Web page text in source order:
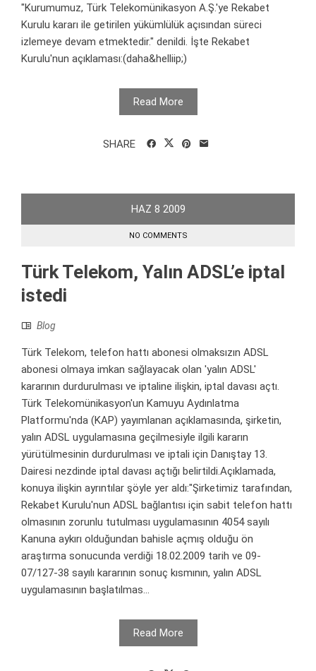
"Kurumumuz, Türk Telekomünikasyon A.Ş.'ye Rekabet
Kurulu kararı ile getirilen yükümlülük açısından süreci
izlemeye devam etmektedir." denildi. İşte Rekabet
Kurulu'nun açıklaması:(daha&helliip;)
Read More
SHARE
HAZ 8 2009
NO COMMENTS
Türk Telekom, Yalın ADSL’e iptal
istedi
Blog
Türk Telekom, telefon hattı abonesi olmaksızın ADSL
abonesi olmaya imkan sağlayacak olan 'yalın ADSL'
kararının durdurulması ve iptaline ilişkin, iptal davası açtı.
Türk Telekomünikasyon'un Kamuyu Aydınlatma
Platformu'nda (KAP) yayımlanan açıklamasında, şirketin,
yalın ADSL uygulamasına geçilmesiyle ilgili kararın
yürütülmesinin durdurulması ve iptali için Danıştay 13.
Dairesi nezdinde iptal davası açtığı belirtildi.Açıklamada,
konuya ilişkin ayrıntılar şöyle yer aldı:"Şirketimiz tarafından,
Rekabet Kurulu'nun ADSL bağlantısı için sabit telefon hattı
olmasının zorunlu tutulması uygulamasının 4054 sayılı
Kanuna aykırı olduğundan bahisle açmış olduğu ön
araştırma sonucunda verdiği 18.02.2009 tarih ve 09-
07/127-38 sayılı kararının sonuç kısmının, yalın ADSL
uygulamasının başlatılmas...
Read More